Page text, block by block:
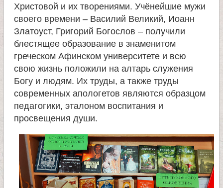
л
и
Христовой и их творениями. Учёнейшие мужи
своего времени – Василий Великий, Иоанн
Златоуст, Григорий Богослов – получили
блестящее образование в знаменитом
греческом Афинском университете и всю
свою жизнь положили на алтарь служения
Богу и людям. Их труды, а также труды
современных апологетов являются образцом
педагогики, эталоном воспитания и
просвещения души.